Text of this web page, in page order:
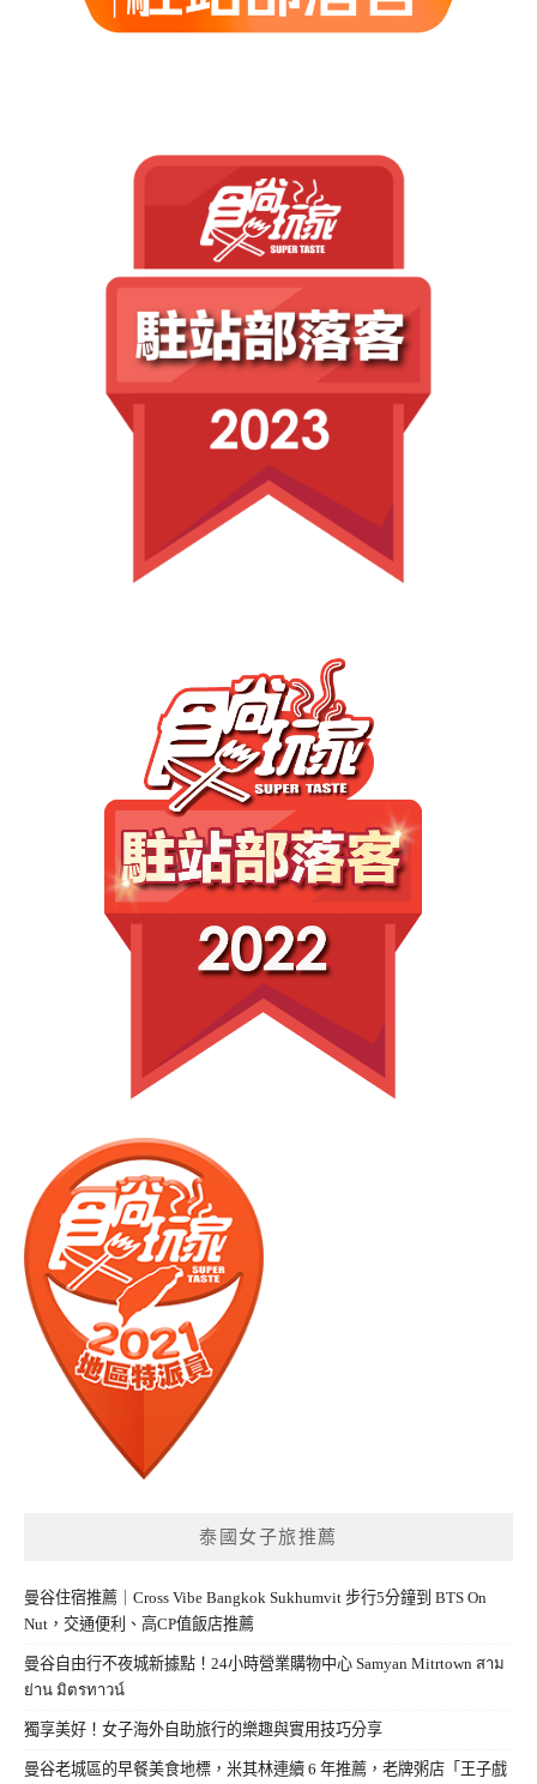
泰國女子旅推薦
曼谷住宿推薦｜Cross Vibe Bangkok Sukhumvit 步行5分鐘到 BTS On
Nut，交通便利、高CP值飯店推薦
曼谷自由行不夜城新據點！24小時營業購物中心 Samyan Mitrtown สาม
ย่าน มิตรทาวน์
獨享美好！女子海外自助旅行的樂趣與實用技巧分享
曼谷老城區的早餐美食地標，米其林連續 6 年推薦，老牌粥店「王子戲